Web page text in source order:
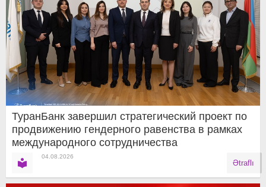
ТуранБанк завершил стратегический проект по
продвижению гендерного равенства в рамках
международного сотрудничества
04.08.2026
Ətraflı